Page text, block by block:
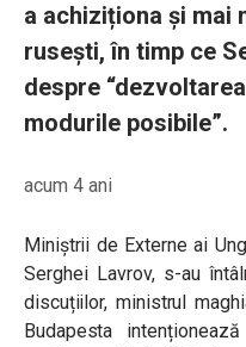
a achiziționa și mai
rusești, în timp ce
despre
modurile posibile”.
acum 4 ani
Miniștrii de Externe ai
Serghei Lavrov, s-au
discuțiilor, ministrul
Budapesta